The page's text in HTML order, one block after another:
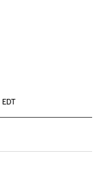
EDT